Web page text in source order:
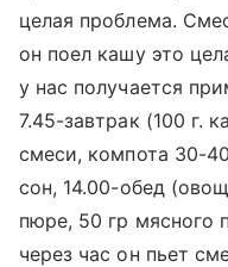
целая проблема.
он поел кашу это
у нас получается
7.45-завтрак (100 г.
смеси, компота 30-
сон, 14.00-обед
пюре, 50 гр мясного
через час он пьет